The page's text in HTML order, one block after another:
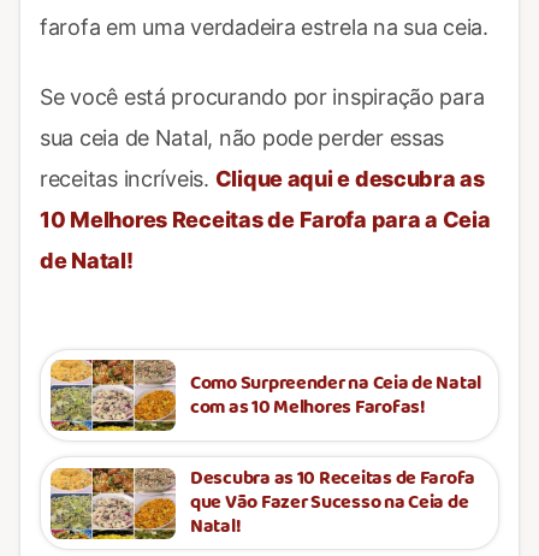
farofa em uma verdadeira estrela na sua ceia.
Se você está procurando por inspiração para
sua ceia de Natal, não pode perder essas
receitas incríveis. Clique aqui e descubra as
10 Melhores Receitas de Farofa para a Ceia
de Natal!
Como Surpreender na Ceia de Natal
com as 10 Melhores Farofas!
Descubra as 10 Receitas de Farofa
que Vão Fazer Sucesso na Ceia de
Natal!